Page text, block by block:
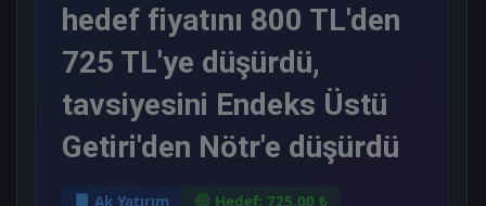
hedef fiyatını 800 TL'den
725 TL'ye düşürdü,
tavsiyesini Endeks Üstü
Getiri'den Nötr'e düşürdü
Ak Yatırım
Hedef: 725.00 ₺